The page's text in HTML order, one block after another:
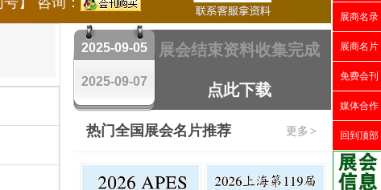
2025-09-05
2025-09-07
展会结束资料收集完成
点此下载
更多 >
热门全国展会名片推荐
展商名录
展商名片
免费会刊
媒体合作
回到顶部